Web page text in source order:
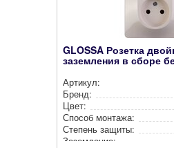
GLOSSA Розетка
заземления в сборе
Артикул:
Бренд:
Цвет:
Способ монтажа:
Степень защиты:
Заземление: